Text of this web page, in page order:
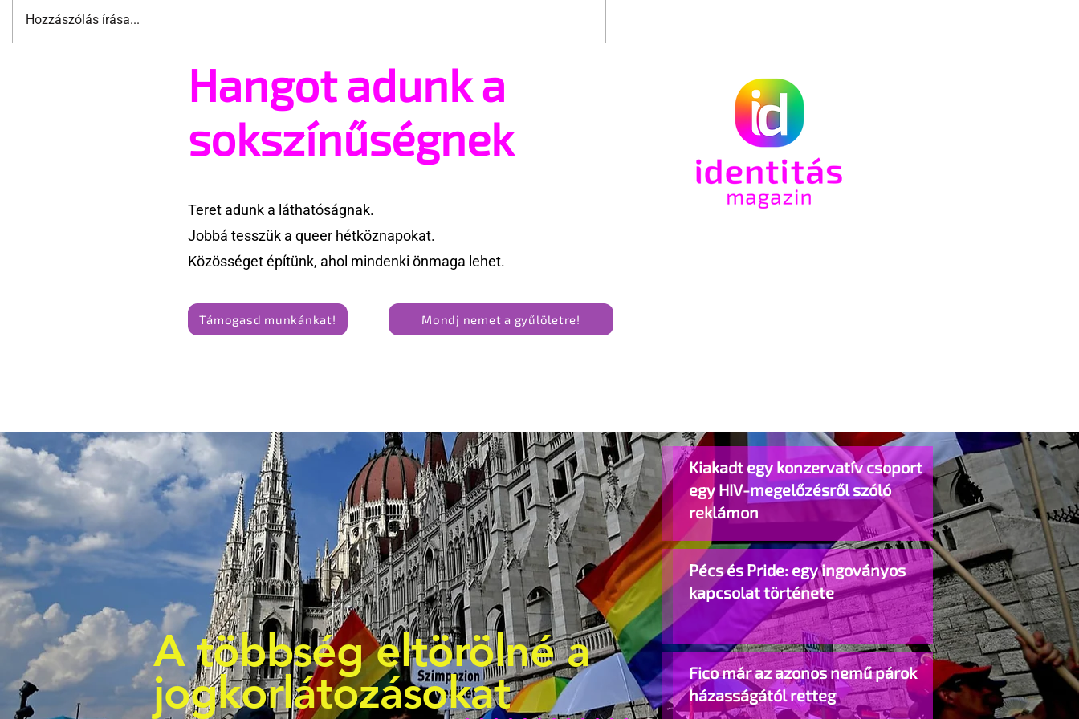
Támogathatsz és ajánlhatsz:
Kiakadt egy konzervatív
csoport egy HIV-
megelőzésről szóló reklámon
Hozzászólás írása...
Hangot adunk a
sokszínűségnek
Teret adunk a láthatóságnak.
Jobbá tesszük a queer hétköznapokat.
Közösséget építünk, ahol mindenki önmaga lehet.
Támogasd munkánkat! Mondj nemet a gyűlöletre!
A többség eltörölné a
jogkorlátozásokat
Kiakadt egy konzervatív csoport
egy HIV-megelőzésről szóló
reklámon
Pécs és Pride: egy ingoványos
kapcsolat története
Fico már az azonos nemű párok
házasságától retteg